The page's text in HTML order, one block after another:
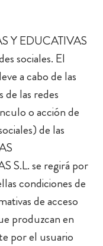
Y EDUCATIVAS
sociales. El
a cabo de las
de las redes
o acción de
de las
S.L. se regirá por
condiciones de
de acceso
produzcan en
por el usuario